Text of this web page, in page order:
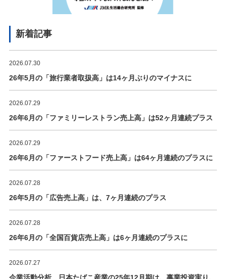
新着記事
2026.07.30
26年5月の「旅行業者取扱高」は14ヶ月ぶりのマイナスに
2026.07.29
26年6月の「ファミリーレストラン売上高」は52ヶ月連続プラス
2026.07.29
26年6月の「ファーストフード売上高」は64ヶ月連続のプラスに
2026.07.28
26年5月の「広告売上高」は、7ヶ月連続のプラス
2026.07.28
26年6月の「全国百貨店売上高」は6ヶ月連続のプラスに
2026.07.27